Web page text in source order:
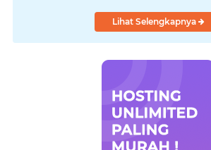
Lihat Selengkapnya